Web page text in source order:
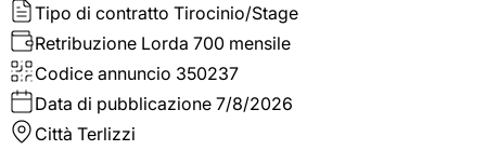
Tipo di contratto Tirocinio/Stage
Retribuzione Lorda 700 mensile
Codice annuncio 350237
Data di pubblicazione 7/8/2026
Città Terlizzi